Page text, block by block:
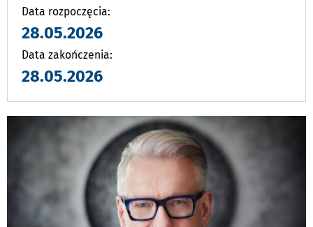
Data rozpoczęcia:
28.05.2026
Data zakończenia:
28.05.2026